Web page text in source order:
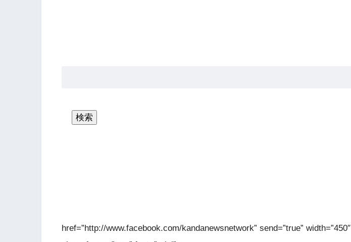
href=”http://www.facebook.com/kandanewsnetwork” send=”true” width=”450″